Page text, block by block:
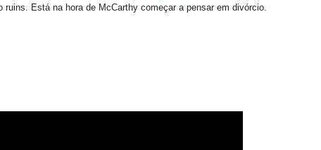
ruins. Está na hora de McCarthy começar a pensar em divórcio.